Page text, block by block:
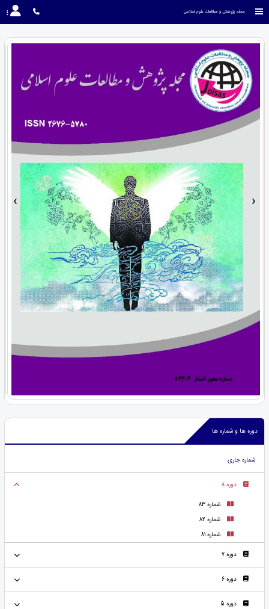
مجله پژوهش و مطالعات علوم اسلامی
› ‹
دوره ها و شماره ها
شماره جاری
دوره 8
شماره 83
شماره 82
شماره 81
دوره 7
دوره 6
دوره 5